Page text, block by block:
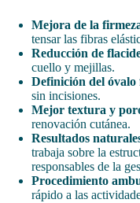
Mejora de la
tensar las fibras
Reducción de
cuello y mejillas.
Definición del óvalo
sin incisiones.
Mejor textura y
renovación cutánea.
Resultados
trabaja sobre la
responsables de la
Procedimiento
rápido a las